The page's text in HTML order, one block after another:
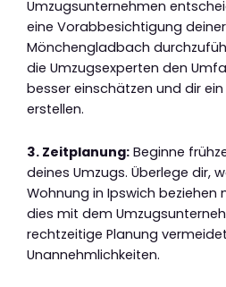
Umzugsunternehmen
eine Vorabbesichtigung
Mönchengladbach
die Umzugsexperten den
besser einschätzen und dir
erstellen.
3. Zeitplanung: Beginne
deines Umzugs. Überlege dir,
Wohnung in Ipswich
dies mit dem
rechtzeitige Planung
Unannehmlichkeiten.